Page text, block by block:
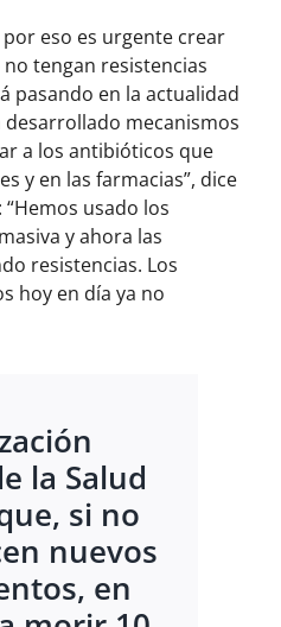
eso es urgente crear
tengan resistencias
pasando en la actualidad
desarrollado mecanismos
a los antibióticos que
y en las farmacias”, dice
usado los
y ahora las
resistencias. Los
hoy en día ya no
la Salud
si no
nuevos
en